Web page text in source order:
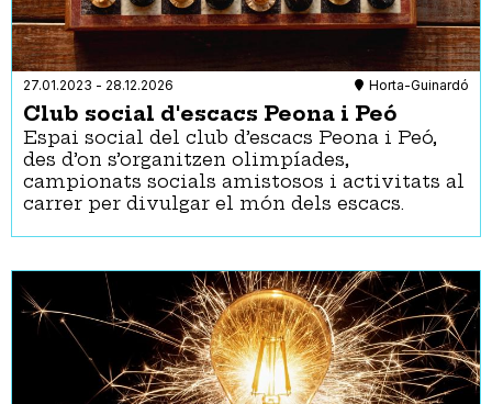
Manifestació
Pòdcast
Ràdio
Rutes
Seminari
Taller
Teatre
Visita guiada
Xerrada
Accessibilitat
Activitats i espais 100% accessibles
Anell magnètic
Els gossos pigall o d'assistència són benvinguts
Intèrpret en llengua de signes (a demanda)
Intèrpret en llengua de signes (per defecte)
27.01.2023 - 28.12.2026 Horta-Guinardó
Club social d'escacs Peona i Peó
Espai social del club d’escacs Peona i Peó,
des d’on s’organitzen olimpíades,
campionats socials amistosos i activitats al
carrer per divulgar el món dels escacs.